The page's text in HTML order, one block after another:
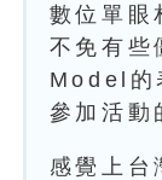
數位單眼
不免有些
Model的
參加活動
感覺上台